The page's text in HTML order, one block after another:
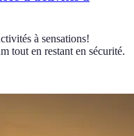
à sensations!
tout en restant en sécurité.